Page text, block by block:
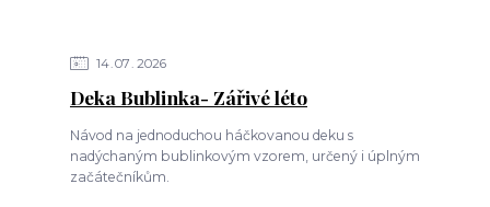
14 07 2026
Deka Bublinka- Zářivé léto
Návod na jednoduchou háčkovanou deku s
nadýchaným bublinkovým vzorem, určený i úplným
začátečníkům.